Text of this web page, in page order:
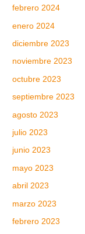
febrero 2024
enero 2024
diciembre 2023
noviembre 2023
octubre 2023
septiembre 2023
agosto 2023
julio 2023
junio 2023
mayo 2023
abril 2023
marzo 2023
febrero 2023